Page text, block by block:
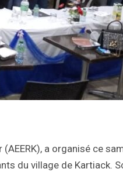
a organisé ce
du village de Kartiack.